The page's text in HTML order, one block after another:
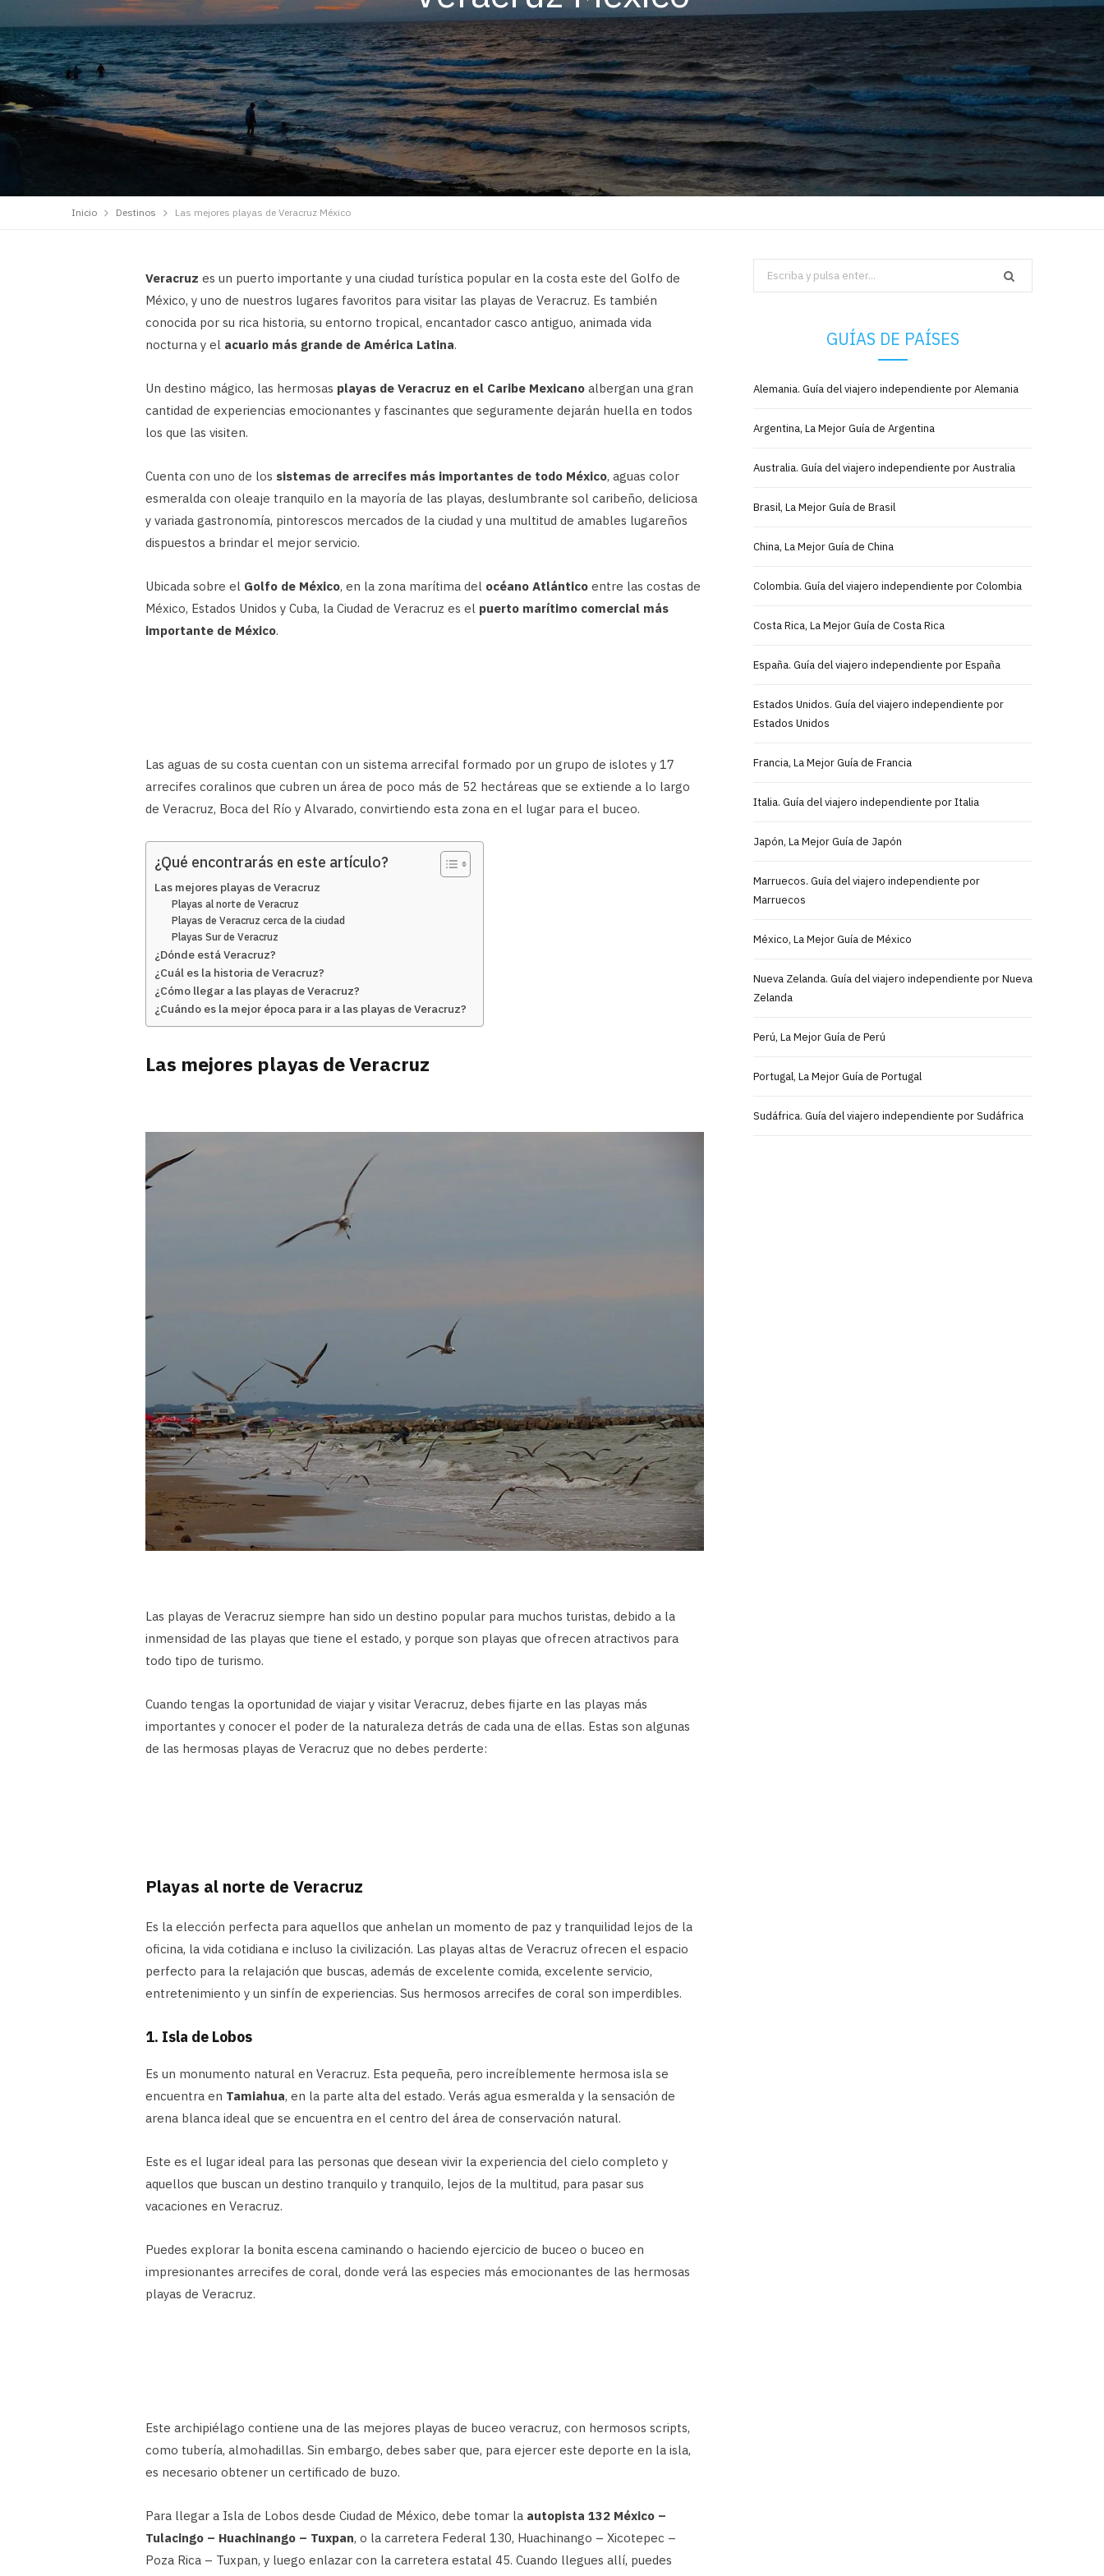
Inicio Destinos Las mejores playas de Veracruz México
Veracruz es un puerto importante y una ciudad turística popular en la costa este del Golfo de
México, y uno de nuestros lugares favoritos para visitar las playas de Veracruz. Es también
conocida por su rica historia, su entorno tropical, encantador casco antiguo, animada vida
nocturna y el acuario más grande de América Latina.
Un destino mágico, las hermosas playas de Veracruz en el Caribe Mexicano albergan una gran
cantidad de experiencias emocionantes y fascinantes que seguramente dejarán huella en todos
los que las visiten.
Cuenta con uno de los sistemas de arrecifes más importantes de todo México, aguas color
esmeralda con oleaje tranquilo en la mayoría de las playas, deslumbrante sol caribeño, deliciosa
y variada gastronomía, pintorescos mercados de la ciudad y una multitud de amables lugareños
dispuestos a brindar el mejor servicio.
Ubicada sobre el Golfo de México, en la zona marítima del océano Atlántico entre las costas de
México, Estados Unidos y Cuba, la Ciudad de Veracruz es el puerto marítimo comercial más
importante de México.
Las aguas de su costa cuentan con un sistema arrecifal formado por un grupo de islotes y 17
arrecifes coralinos que cubren un área de poco más de 52 hectáreas que se extiende a lo largo
de Veracruz, Boca del Río y Alvarado, convirtiendo esta zona en el lugar para el buceo.
¿Qué encontrarás en este artículo?
Las mejores playas de Veracruz
Playas al norte de Veracruz
Playas de Veracruz cerca de la ciudad
Playas Sur de Veracruz
¿Dónde está Veracruz?
¿Cuál es la historia de Veracruz?
¿Cómo llegar a las playas de Veracruz?
¿Cuándo es la mejor época para ir a las playas de Veracruz?
Las mejores playas de Veracruz
Las playas de Veracruz siempre han sido un destino popular para muchos turistas, debido a la
inmensidad de las playas que tiene el estado, y porque son playas que ofrecen atractivos para
todo tipo de turismo.
Cuando tengas la oportunidad de viajar y visitar Veracruz, debes fijarte en las playas más
importantes y conocer el poder de la naturaleza detrás de cada una de ellas. Estas son algunas
de las hermosas playas de Veracruz que no debes perderte:
Playas al norte de Veracruz
Es la elección perfecta para aquellos que anhelan un momento de paz y tranquilidad lejos de la
oficina, la vida cotidiana e incluso la civilización. Las playas altas de Veracruz ofrecen el espacio
perfecto para la relajación que buscas, además de excelente comida, excelente servicio,
entretenimiento y un sinfín de experiencias. Sus hermosos arrecifes de coral son imperdibles.
1. Isla de Lobos
Es un monumento natural en Veracruz. Esta pequeña, pero increíblemente hermosa isla se
encuentra en Tamiahua, en la parte alta del estado. Verás agua esmeralda y la sensación de
arena blanca ideal que se encuentra en el centro del área de conservación natural.
Este es el lugar ideal para las personas que desean vivir la experiencia del cielo completo y
aquellos que buscan un destino tranquilo y tranquilo, lejos de la multitud, para pasar sus
vacaciones en Veracruz.
Puedes explorar la bonita escena caminando o haciendo ejercicio de buceo o buceo en
impresionantes arrecifes de coral, donde verá las especies más emocionantes de las hermosas
playas de Veracruz.
Este archipiélago contiene una de las mejores playas de buceo veracruz, con hermosos scripts,
como tubería, almohadillas. Sin embargo, debes saber que, para ejercer este deporte en la isla,
es necesario obtener un certificado de buzo.
Para llegar a Isla de Lobos desde Ciudad de México, debe tomar la autopista 132 México –
Tulacingo – Huachinango – Tuxpan, o la carretera Federal 130, Huachinango – Xicotepec –
Poza Rica – Tuxpan, y luego enlazar con la carretera estatal 45. Cuando llegues allí, puedes
Search
for:
GUÍAS DE PAÍSES
Alemania. Guía del viajero independiente por Alemania
Argentina, La Mejor Guía de Argentina
Australia. Guía del viajero independiente por Australia
Brasil, La Mejor Guía de Brasil
China, La Mejor Guía de China
Colombia. Guía del viajero independiente por Colombia
Costa Rica, La Mejor Guía de Costa Rica
España. Guía del viajero independiente por España
Estados Unidos. Guía del viajero independiente por
Estados Unidos
Francia, La Mejor Guía de Francia
Italia. Guía del viajero independiente por Italia
Japón, La Mejor Guía de Japón
Marruecos. Guía del viajero independiente por
Marruecos
México, La Mejor Guía de México
Nueva Zelanda. Guía del viajero independiente por Nueva
Zelanda
Perú, La Mejor Guía de Perú
Portugal, La Mejor Guía de Portugal
Sudáfrica. Guía del viajero independiente por Sudáfrica